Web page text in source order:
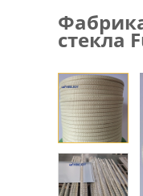
стекла